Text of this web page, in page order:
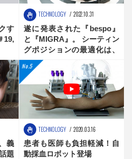
す
19,
TECHNOLOGY 2022.10.31
遂に発表された『bespo』
と『MIGRA』。 シーティン
グポジションの最適化は、
新時代へ
義
題
TECHNOLOGY 2020.03.16
患者も医師も負担軽減！自
動採血ロボット登場